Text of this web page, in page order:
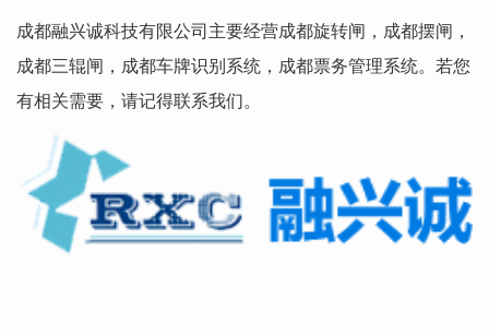
成都融兴诚科技有限公司主要经营成都旋转闸，成都摆闸，
成都三辊闸，成都车牌识别系统，成都票务管理系统。若您
有相关需要，请记得联系我们。